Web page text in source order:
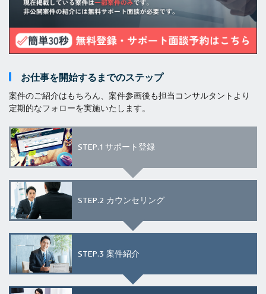
お仕事を開始するまでのステップ
案件のご紹介はもちろん、案件参画後も担当コンサルタントより
定期的なフォローを実施いたします。
STEP.1 サポート登録
STEP.2 カウンセリング
STEP.3 案件紹介